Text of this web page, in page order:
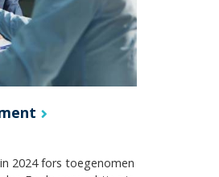
2024 fors toegenomen